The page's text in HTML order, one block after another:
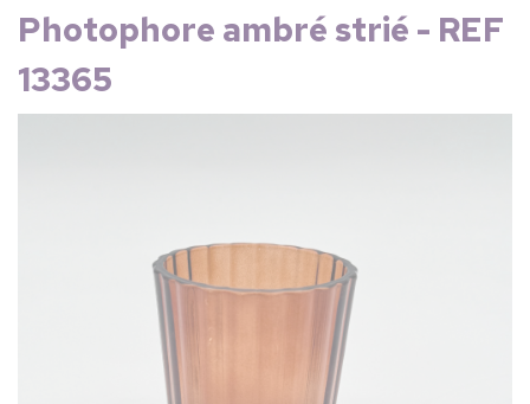
Photophore ambré strié - REF
13365